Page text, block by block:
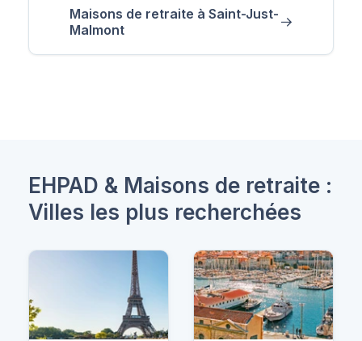
Maisons de retraite à Saint-Just-
Malmont
EHPAD & Maisons de retraite :
Villes les plus recherchées